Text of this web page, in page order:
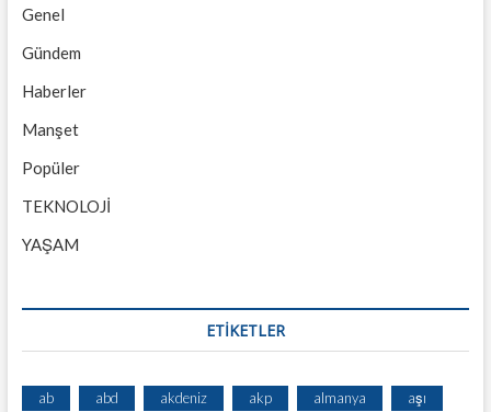
Genel
Gündem
Haberler
Manşet
Popüler
TEKNOLOJİ
YAŞAM
ETİKETLER
ab abd akdeniz akp almanya aşı